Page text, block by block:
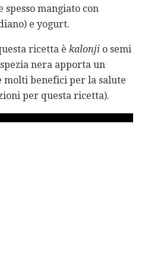
mangiato con
e yogurt.
ricetta è kalonji o semi
nera apporta un
molti benefici per la salute
per questa ricetta).